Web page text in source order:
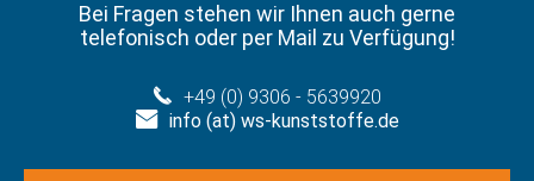
Bei Fragen stehen wir Ihnen auch gerne
telefonisch oder per Mail zu Verfügung!
+49 (0) 9306 - 5639920
info (at) ws-kunststoffe.de